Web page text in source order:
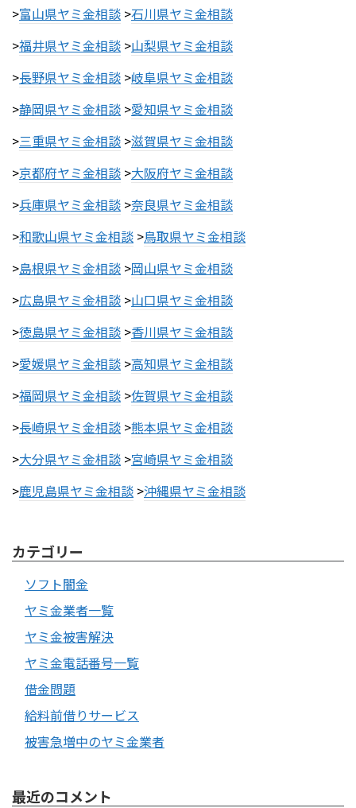
>富山県ヤミ金相談 >石川県ヤミ金相談
>福井県ヤミ金相談 >山梨県ヤミ金相談
>長野県ヤミ金相談 >岐阜県ヤミ金相談
>静岡県ヤミ金相談 >愛知県ヤミ金相談
>三重県ヤミ金相談 >滋賀県ヤミ金相談
>京都府ヤミ金相談 >大阪府ヤミ金相談
>兵庫県ヤミ金相談 >奈良県ヤミ金相談
>和歌山県ヤミ金相談 >鳥取県ヤミ金相談
>島根県ヤミ金相談 >岡山県ヤミ金相談
>広島県ヤミ金相談 >山口県ヤミ金相談
>徳島県ヤミ金相談 >香川県ヤミ金相談
>愛媛県ヤミ金相談 >高知県ヤミ金相談
>福岡県ヤミ金相談 >佐賀県ヤミ金相談
>長崎県ヤミ金相談 >熊本県ヤミ金相談
>大分県ヤミ金相談 >宮崎県ヤミ金相談
>鹿児島県ヤミ金相談 >沖縄県ヤミ金相談
カテゴリー
ソフト闇金
ヤミ金業者一覧
ヤミ金被害解決
ヤミ金電話番号一覧
借金問題
給料前借りサービス
被害急増中のヤミ金業者
最近のコメント